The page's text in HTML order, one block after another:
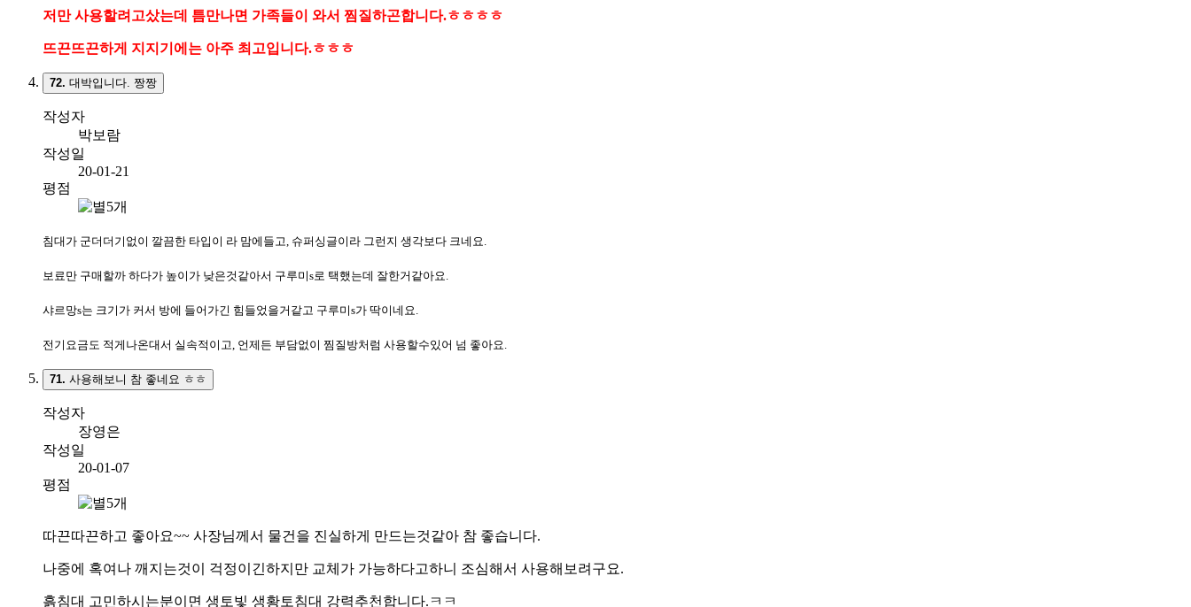
저만 사용할려고샀는데 틈만나면 가족들이 와서 찜질하곤합니다.ㅎㅎㅎㅎ
뜨끈뜨끈하게 지지기에는 아주 최고입니다.ㅎㅎㅎ
72. 대박입니다. 짱짱
작성자
박보람
작성일
20-01-21
평점
침대가 군더더기없이 깔끔한 타입이 라 맘에들고, 슈퍼싱글이라 그런지 생각보다 크네요.
보료만 구매할까 하다가 높이가 낮은것같아서 구루미s로 택했는데 잘한거같아요.
샤르망s는 크기가 커서 방에 들어가긴 힘들었을거같고 구루미s가 딱이네요.
전기요금도 적게나온대서 실속적이고, 언제든 부담없이 찜질방처럼 사용할수있어 넘 좋아요.
71. 사용해보니 참 좋네요 ㅎㅎ
작성자
장영은
작성일
20-01-07
평점
따끈따끈하고 좋아요~~ 사장님께서 물건을 진실하게 만드는것같아 참 좋습니다.
나중에 혹여나 깨지는것이 걱정이긴하지만 교체가 가능하다고하니 조심해서 사용해보려구요.
흙침대 고민하시는분이면 생토빛 생황토침대 강력추천합니다.ㅋㅋ